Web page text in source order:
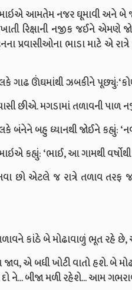
આમતેમ નજર ઘૂમાવી અને બે
રિક્ષાની નજીક જઈને એમણે
પ્રવાસીઓના ભાડા માટે એ
ગાઢ ઊંઘમાંથી ઝબકીને પૂછ્યું:‘
છીએ. મગડામાં તળાવની પાળ
બંનેને બહુ ધ્યાનથી જોઈને કહ્યું:‘
કહ્યું:‘ભાઈ,આ ગામથી
છો એટલે જ રાત્રે તળાવ
કાંઠે બે મોઢાવાળું ભૂત રહે છે,
જાવ,એ બધી ખોટી વાતો હશે.બે
દો ને... બીજા મળી રહેશે... આમ